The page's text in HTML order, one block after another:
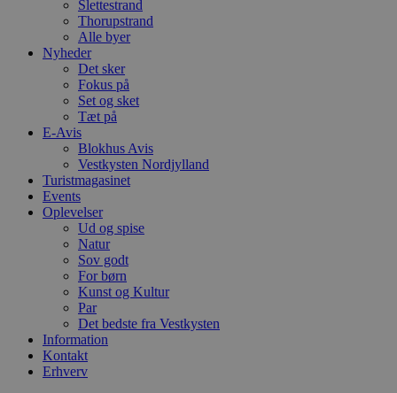
Slettestrand
Thorupstrand
Alle byer
Nyheder
Det sker
Fokus på
Set og sket
Tæt på
E-Avis
Blokhus Avis
Vestkysten Nordjylland
Turistmagasinet
Events
Oplevelser
Ud og spise
Natur
Sov godt
For børn
Kunst og Kultur
Par
Det bedste fra Vestkysten
Information
Kontakt
Erhverv